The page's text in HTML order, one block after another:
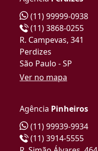
(11) 99999-0938
(11) 3868-0255
R. Campevas, 341
Perdizes
São Paulo - SP
Ver no mapa
Agência Pinheiros
(11) 99939-9934
(11) 3914-5555